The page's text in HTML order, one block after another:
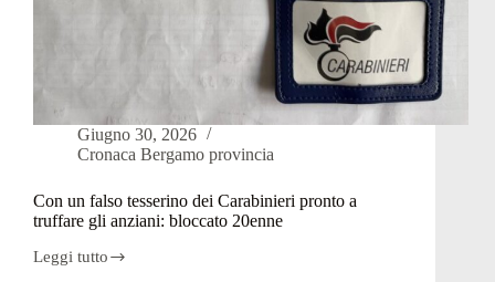
Giugno 30, 2026
Cronaca Bergamo provincia
Con un falso tesserino dei Carabinieri pronto a
truffare gli anziani: bloccato 20enne
Leggi tutto
Con